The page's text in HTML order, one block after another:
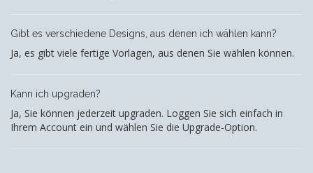
Gibt es verschiedene Designs, aus denen ich wählen kann?
Ja, es gibt viele fertige Vorlagen, aus denen Sie wählen können.
Kann ich upgraden?
Ja, Sie können jederzeit upgraden. Loggen Sie sich einfach in
Ihrem Account ein und wählen Sie die Upgrade-Option.